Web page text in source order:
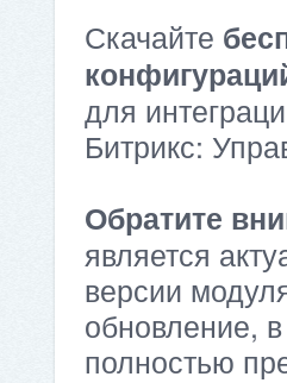
Скачайте
для
Битрикс:
Обратите
является
версии
обновление,
полностью